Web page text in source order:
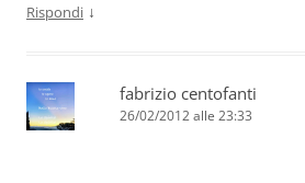
Rispondi ↓
fabrizio centofanti
26/02/2012 alle 23:33